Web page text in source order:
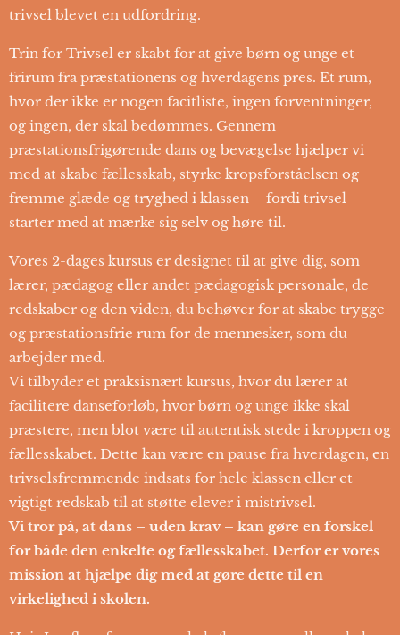
trivsel blevet en udfordring.
Trin for Trivsel er skabt for at give børn og unge et
frirum fra præstationens og hverdagens pres. Et rum,
hvor der ikke er nogen facitliste, ingen forventninger,
og ingen, der skal bedømmes. Gennem
præstationsfrigørende dans og bevægelse hjælper vi
med at skabe fællesskab, styrke kropsforståelsen og
fremme glæde og tryghed i klassen – fordi trivsel
starter med at mærke sig selv og høre til.
Vores 2-dages kursus er designet til at give dig, som
lærer, pædagog eller andet pædagogisk personale, de
redskaber og den viden, du behøver for at skabe trygge
og præstationsfrie rum for de mennesker, som du
arbejder med.
Vi tilbyder et praksisnært kursus, hvor du lærer at
facilitere danseforløb, hvor børn og unge ikke skal
præstere, men blot være til autentisk stede i kroppen og
fællesskabet. Dette kan være en pause fra hverdagen, en
trivselsfremmende indsats for hele klassen eller et
vigtigt redskab til at støtte elever i mistrivsel.
Vi tror på, at dans – uden krav – kan gøre en forskel
for både den enkelte og fællesskabet. Derfor er vores
mission at hjælpe dig med at gøre dette til en
virkelighed i skolen.